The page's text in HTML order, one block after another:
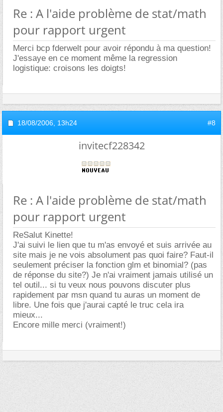
Re : A l'aide problème de stat/math
pour rapport urgent
Merci bcp fderwelt pour avoir répondu à ma question!
J'essaye en ce moment même la regression
logistique: croisons les doigts!
18/08/2006, 13h24 #8
invitecf228342
Re : A l'aide problème de stat/math
pour rapport urgent
ReSalut Kinette!
J'ai suivi le lien que tu m'as envoyé et suis arrivée au
site mais je ne vois absolument pas quoi faire? Faut-il
seulement préciser la fonction glm et binomial? (pas
de réponse du site?) Je n'ai vraiment jamais utilisé un
tel outil... si tu veux nous pouvons discuter plus
rapidement par msn quand tu auras un moment de
libre. Une fois que j'aurai capté le truc cela ira
mieux...
Encore mille merci (vraiment!)